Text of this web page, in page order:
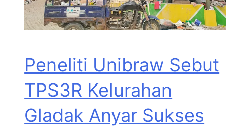
Peneliti Unibraw Sebut
TPS3R Kelurahan
Gladak Anyar Sukses